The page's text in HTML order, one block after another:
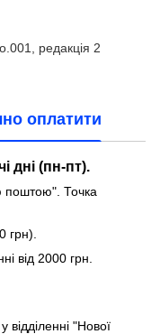
редакція 2
оплатити
дні (пн-пт).
поштою". Точка
грн).
від 2000 грн.
відділенні "Нової